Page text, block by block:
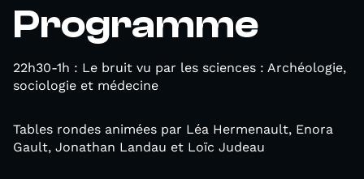
Programme
22h30-1h : Le bruit vu par les sciences : Archéologie,
sociologie et médecine
Tables rondes animées par Léa Hermenault, Enora
Gault, Jonathan Landau et Loïc Judeau